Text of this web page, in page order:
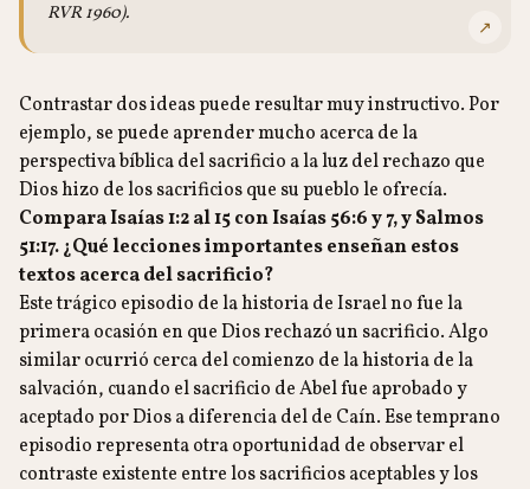
RVR 1960).
↗
Contrastar dos ideas puede resultar muy instructivo. Por
ejemplo, se puede aprender mucho acerca de la
perspectiva bíblica del sacrificio a la luz del rechazo que
Dios hizo de los sacrificios que su pueblo le ofrecía.
Compara Isaías 1:2 al 15 con Isaías 56:6 y 7, y Salmos
51:17. ¿Qué lecciones importantes enseñan estos
textos acerca del sacrificio?
Este trágico episodio de la historia de Israel no fue la
primera ocasión en que Dios rechazó un sacrificio. Algo
similar ocurrió cerca del comienzo de la historia de la
salvación, cuando el sacrificio de Abel fue aprobado y
aceptado por Dios a diferencia del de Caín. Ese temprano
episodio representa otra oportunidad de observar el
contraste existente entre los sacrificios aceptables y los